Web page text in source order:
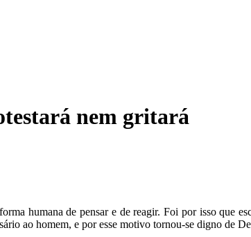
nem gritará
humana de pensar e de reagir. Foi por isso que
ao homem, e por esse motivo tornou-se digno de